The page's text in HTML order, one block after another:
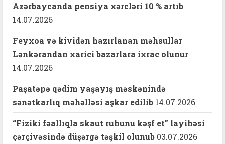
Azərbaycanda pensiya xərcləri 10 % artıb
14.07.2026
Feyxoa və kividən hazırlanan məhsullar
Lənkərandan xarici bazarlara ixrac olunur
14.07.2026
Paşatəpə qədim yaşayış məskənində
sənətkarlıq məhəlləsi aşkar edilib 14.07.2026
“Fiziki fəallıqla skaut ruhunu kəşf et” layihəsi
çərçivəsində düşərgə təşkil olunub 03.07.2026